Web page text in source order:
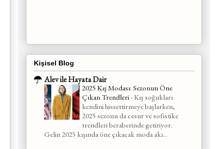
Kişisel Blog
Alev ile Hayata Dair
2025 Kış Modası: Sezonun Öne
Çıkan Trendleri-Kış soğukları
kendini hissettirmeye başlarken,
2025 sezonu da cesur ve sofistike
trendleri beraberinde getiriyor.
Gelin 2025 kışında öne çıkacak moda akı...